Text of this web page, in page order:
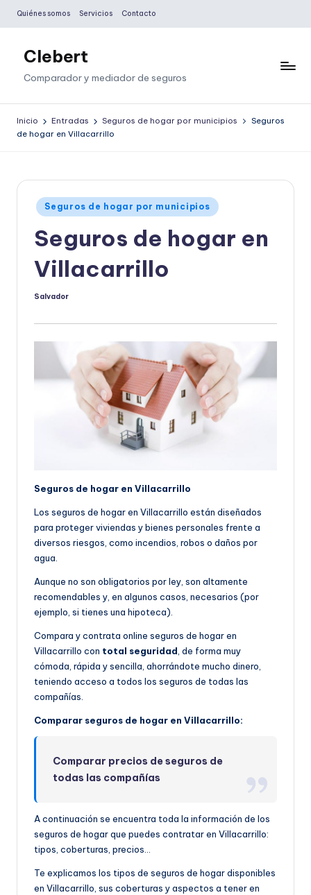
Saltar
contenido
Quiénes somos Servicios Contacto
Clebert
Comparador y mediador de seguros
Inicio Entradas Seguros de hogar por municipios
Seguros
de hogar en Villacarrillo
Publicado
en
Seguros de hogar por municipios
Seguros de hogar en
Villacarrillo
Publicado
Salvador
Seguros de hogar en Villacarrillo
Los seguros de hogar en Villacarrillo están diseñados
para proteger viviendas y bienes personales frente a
diversos riesgos, como incendios, robos o daños por
agua.
Aunque no son obligatorios por ley, son altamente
recomendables y, en algunos casos, necesarios (por
ejemplo, si tienes una hipoteca).
Compara y contrata online seguros de hogar en
Villacarrillo con total seguridad, de forma muy
cómoda, rápida y sencilla, ahorrándote mucho dinero,
teniendo acceso a todos los seguros de todas las
compañías.
Comparar seguros de hogar en Villacarrillo:
Comparar precios de seguros de
todas las compañías
A continuación se encuentra toda la información de los
seguros de hogar que puedes contratar en Villacarrillo:
tipos, coberturas, precios…
Te explicamos los tipos de seguros de hogar disponibles
en Villacarrillo, sus coberturas y aspectos a tener en